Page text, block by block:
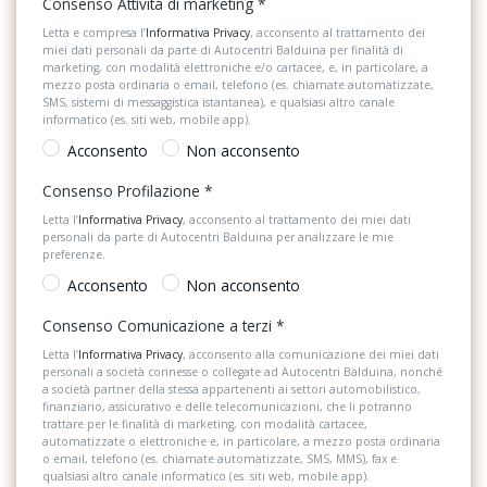
Kit riparazione pneumatici / tirefit
Lunotto termico
Pacchetto sicurezza
Partenza in salita assistita
Poggiatesta anteriori regolabili
Portabicchiere
Portaoggetti aggiuntivi
Predisposizioni
Presa 12V aggiuntiva
Radio DAB
Letta e compresa l’Informativa Privacy, acconsento al trattamento dei
miei dati personali da parte di Autocentri Balduina per finalità di
marketing, con modalità elettroniche e/o cartacee, e, in particolare, a
mezzo posta ordinaria o email, telefono (es. chiamate automatizzate,
SMS, sistemi di messaggistica istantanea), e qualsiasi altro canale
informatico (es. siti web, mobile app).
Acconsento
Non acconsento
Consenso Profilazione *
Letta l’Informativa Privacy, acconsento al trattamento dei miei dati
personali da parte di Autocentri Balduina per analizzare le mie
preferenze.
Acconsento
Non acconsento
Consenso Comunicazione a terzi *
Letta l’Informativa Privacy, acconsento alla comunicazione dei miei dati
personali a società connesse o collegate ad Autocentri Balduina, nonché
a società partner della stessa appartenenti ai settori automobilistico,
finanziario, assicurativo e delle telecomunicazioni, che li potranno
trattare per le finalità di marketing, con modalità cartacee,
automatizzate o elettroniche e, in particolare, a mezzo posta ordinaria
o email, telefono (es. chiamate automatizzate, SMS, MMS), fax e
qualsiasi altro canale informatico (es. siti web, mobile app).